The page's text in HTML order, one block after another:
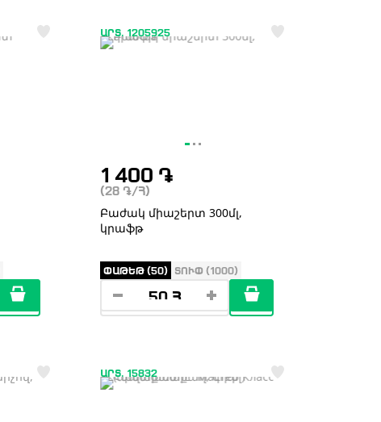
ԱՐՏ. 1205925
1 400 ֏
(28֏ /Հ)
Բաժակ միաշերտ 300մլ,
կրաֆթ
ՓԱԹԵԹ (50) ՏՈՒՓ (1000)
ԱՐՏ. 15832